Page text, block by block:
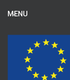
MENU